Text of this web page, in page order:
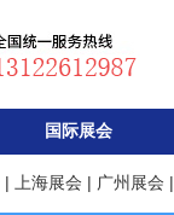
国际展会
| 上海展会 | 广州展会